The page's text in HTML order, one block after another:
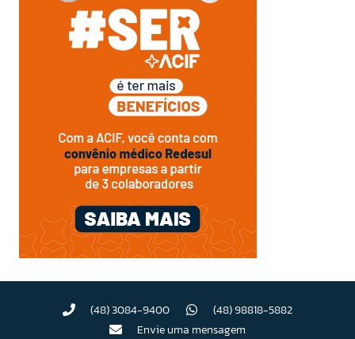
(48) 3084-9400
(48) 98818-5882
Envie uma mensagem